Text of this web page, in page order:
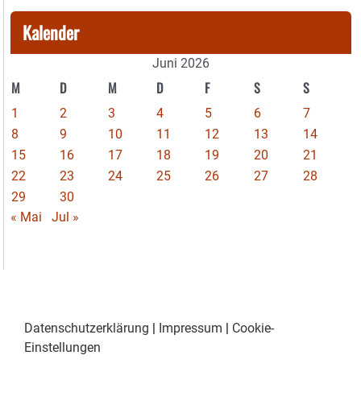
Kalender
Juni 2026
M D M D F S S
1 2 3 4 5 6
7
8
9 10 11 12 13
14
15
16 17 18 19 20
21
22
23 24 25 26 27
28
29
30
« Mai
Jul »
Datenschutzerklärung Impressum
Cookie-
Einstellungen